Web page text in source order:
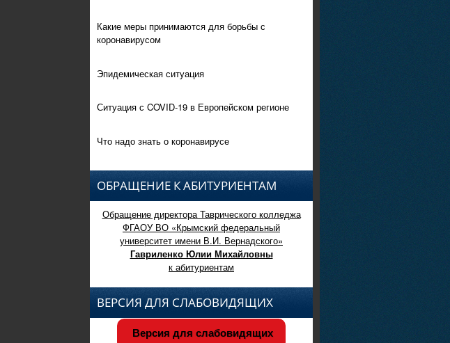
Какие меры принимаются для борьбы с
коронавирусом
Эпидемическая ситуация
Ситуация с COVID-19 в Европейском регионе
Что надо знать о коронавирусе
ОБРАЩЕНИЕ К АБИТУРИЕНТАМ
Обращение директора Таврического колледжа
ФГАОУ ВО «Крымский федеральный
университет имени В.И. Вернадского»
Гавриленко Юлии Михайловны
к абитуриентам
ВЕРСИЯ ДЛЯ СЛАБОВИДЯЩИХ
Версия для слабовидящих